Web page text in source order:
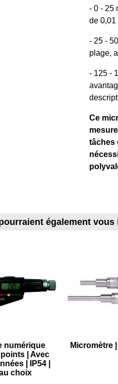
- 0 - 25
de 0,01
- 25 -
plage,
- 125 -
Ce
tâches
également vous
numérique
| Avec
| IP54 |
choix
Micromètre